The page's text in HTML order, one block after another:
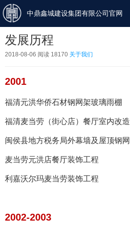
中鼎鑫城建设集团有限公司官网
发展历程
2018-08-06 阅读 18170 关于我们
2001
福清元洪华侨石材钢网架玻璃雨棚
福清麦当劳（街心店）餐厅室内改
闽侯县地方税务局外幕墙及屋顶钢
麦当劳元洪店餐厅装饰工程
利嘉沃尔玛麦当劳装饰工程
2002-2003